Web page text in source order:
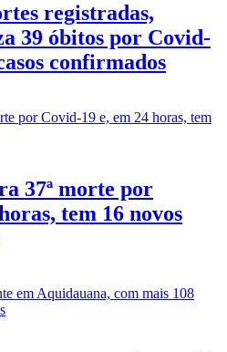
registradas,
39 óbitos por Covid-
confirmados
37ª morte por
tem 16 novos